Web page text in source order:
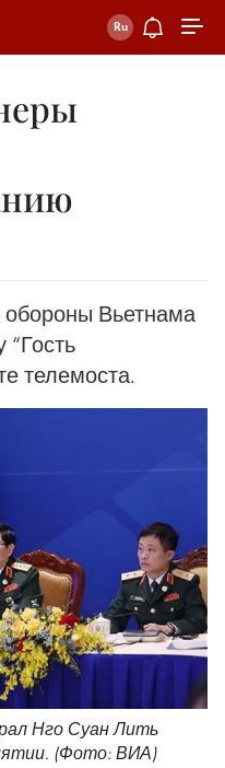
обороны Вьетнама
“Гость
телемоста.
Нго Суан Лить
(Фото: ВИА)